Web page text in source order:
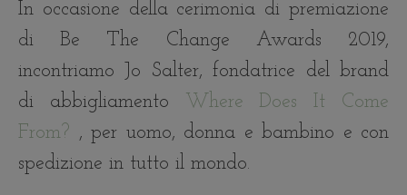
In occasione della cerimonia di premiazione
di Be The Change Awards 2019,
incontriamo Jo Salter, fondatrice del brand
di abbigliamento
Where Does It Come
From? , per uomo, donna e bambino e con
spedizione in tutto il mondo.